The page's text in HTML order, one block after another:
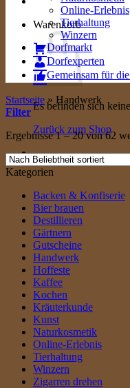
Warenkorb
Es befinden sich
Zurück zum Shop
Online-Erlebnis
Tierhaltung
Winzern
Dorfmarkt
Dorfexperten
Gemeinsam für
Startseite » Handwerk
Filter
Ergebnisse 1 – 20 von 62
Kategorien
Backen & Konfiserie
Bier brauen
Destillieren
Gärtnern
Gutscheine
Handwerk
Hoffeste
Kaffee
Kochen
Kräuterkunde
Kunst
Naturkosmetik
Online-Erlebnis
Tierhaltung
Winzern
Zigarren drehen